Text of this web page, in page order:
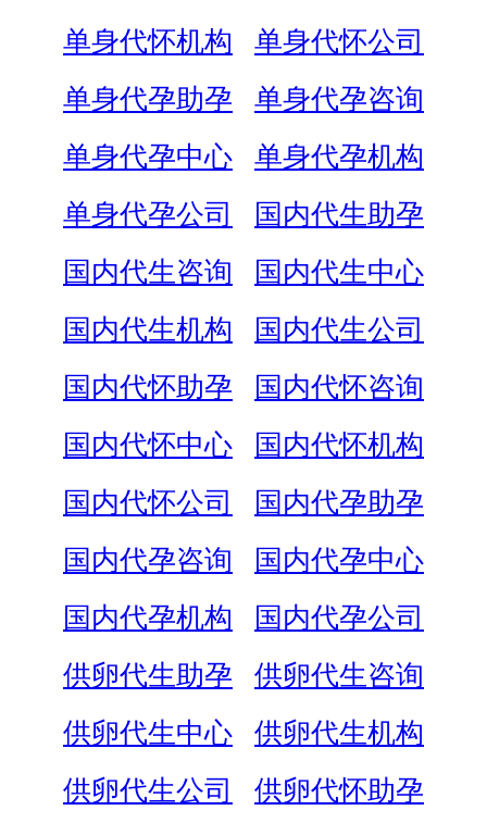
单身代怀机构
单身代怀公司
单身代孕助孕
单身代孕咨询
单身代孕中心
单身代孕机构
单身代孕公司
国内代生助孕
国内代生咨询
国内代生中心
国内代生机构
国内代生公司
国内代怀助孕
国内代怀咨询
国内代怀中心
国内代怀机构
国内代怀公司
国内代孕助孕
国内代孕咨询
国内代孕中心
国内代孕机构
国内代孕公司
供卵代生助孕
供卵代生咨询
供卵代生中心
供卵代生机构
供卵代生公司
供卵代怀助孕